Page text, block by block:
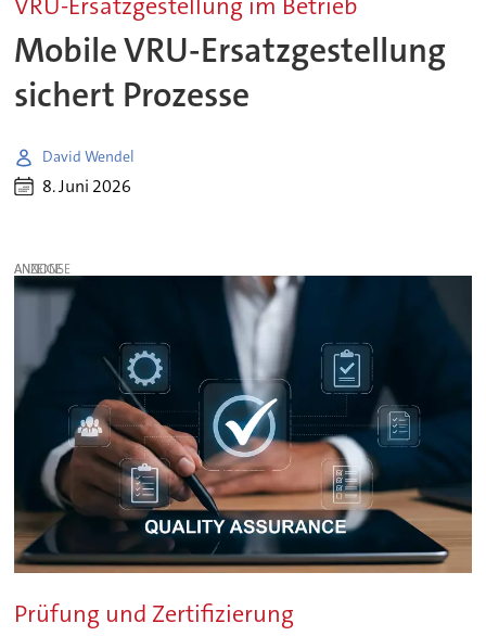
Mobile VRU-Ersatzgestellung
sichert Prozesse
David Wendel
8. Juni 2026
ANZEIGE
Prüfung und Zertifizierung